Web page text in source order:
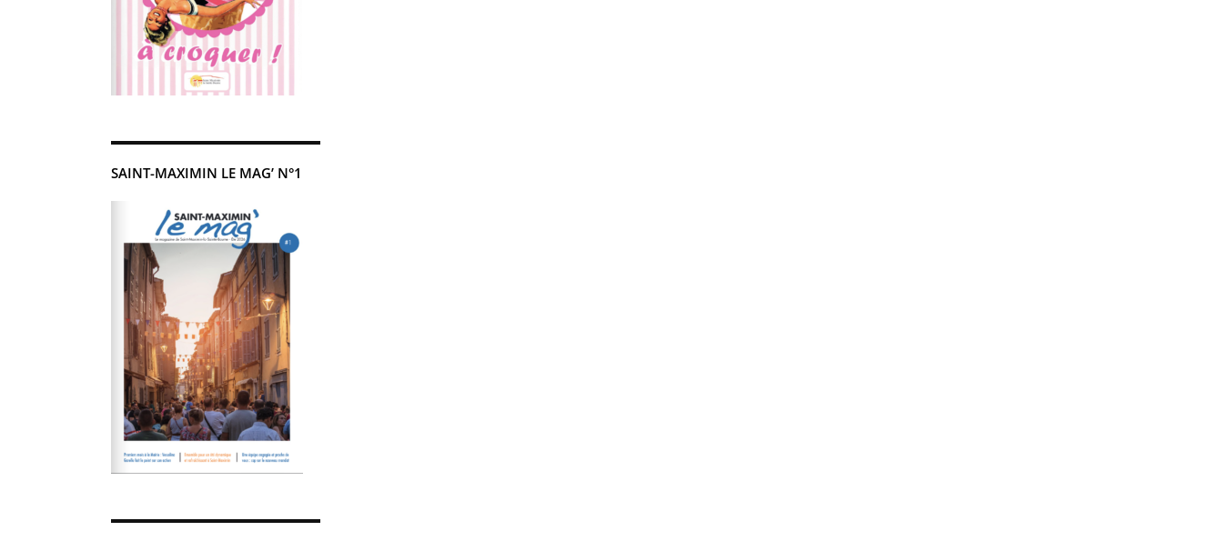
SAINT-MAXIMIN LE MAG’ N°1